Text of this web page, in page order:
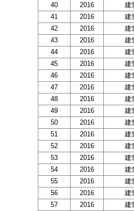
40
2016
建
41
2016
建
42
2016
建
43
2016
建
44
2016
建
45
2016
建
46
2016
建
47
2016
建
48
2016
建
49
2016
建
50
2016
建
51
2016
建
52
2016
建
53
2016
建
54
2016
建
55
2016
建
56
2016
建
57
2016
建